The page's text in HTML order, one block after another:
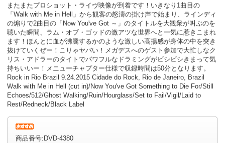
またまたプロショット・ライヴ映像が到着です！いきなり1曲目の
「Walk with Me in Hell」から観客の怒濤の掛け声で始まり、ラインディ
の煽りで2曲目の「Now You've Got ～」のタイトルを大観衆が叫ぶのを
聴いた瞬間、ラム・オブ・ゴッドの激アツな世界へと一気に惹きこまれ
ます！ほんとに血が沸騰するかのような激しい高揚感が身体の中を突き
抜けていくぜー！こりゃヤバい！メガデスへのゲスト参加で大忙しなク
リス・アドラーのタイトでパワフルなドラミングがビシビシきまって気
持ちいいー！メニューチャプター仕様で収録時間は50分となります。
Rock in Rio Brazil 9.24.2015 Cidade do Rock, Rio de Janeiro, Brazil
Walk with Me in Hell (cut in)/Now You've Got Something to Die For/Still
Echoes/512/Ghost Walking/Ruin/Hourglass/Set to Fail/Vigil/Laid to
Rest/Redneck/Black Label
商品番号:DVD-4380